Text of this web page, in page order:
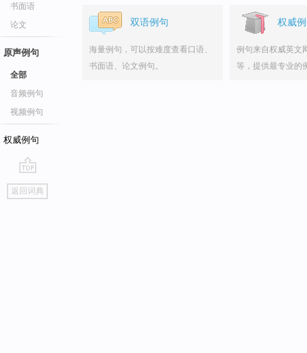
书面语
论文
原声例句
全部
音频例句
视频例句
权威例句
go
top
返回词典
双语例句
海量例句，可以按难度查看口语、
书面语、论文例句。
权威
例句来自权威英文
等，提供最专业的